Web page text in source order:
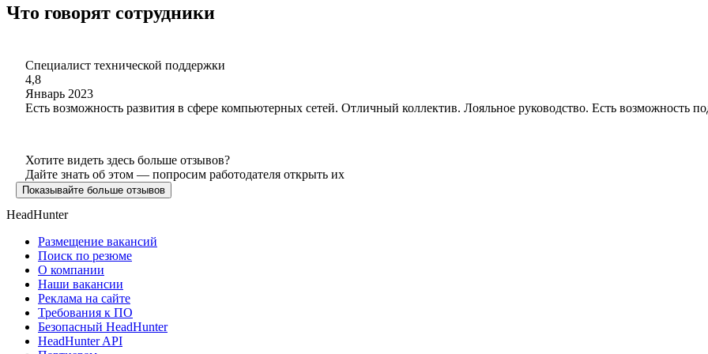
Что говорят сотрудники
Специалист технической поддержки
4,8
Январь 2023
Есть возможность развития в сфере компьютерных сетей. Отличный коллектив. Лояльное руководство. Есть возможность
Хотите видеть здесь больше отзывов?
Дайте знать об этом — попросим работодателя открыть их
Показывайте больше отзывов
HeadHunter
Размещение вакансий
Поиск по резюме
О компании
Наши вакансии
Реклама на сайте
Требования к ПО
Безопасный HeadHunter
HeadHunter API